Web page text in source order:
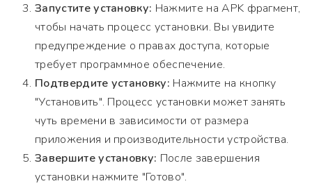
Запустите установку: Нажмите на APK фрагмент,
чтобы начать процесс установки. Вы увидите
предупреждение о правах доступа, которые
требует программное обеспечение.
Подтвердите установку: Нажмите на кнопку
"Установить". Процесс установки может занять
чуть времени в зависимости от размера
приложения и производительности устройства.
Завершите установку: После завершения
установки нажмите "Готово".